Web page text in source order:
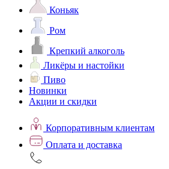
Коньяк
Ром
Крепкий алкоголь
Ликёры и настойки
Пиво
Новинки
Акции и скидки
Корпоративным клиентам
Оплата и доставка